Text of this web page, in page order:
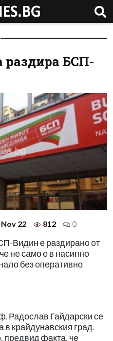
раздира БСП-
Nov 22 812 0
Видин е раздирано от
не само е в насипно
без оперативно
Радослав Гайдарски се
в крайдунавския град.
предвид факта, че